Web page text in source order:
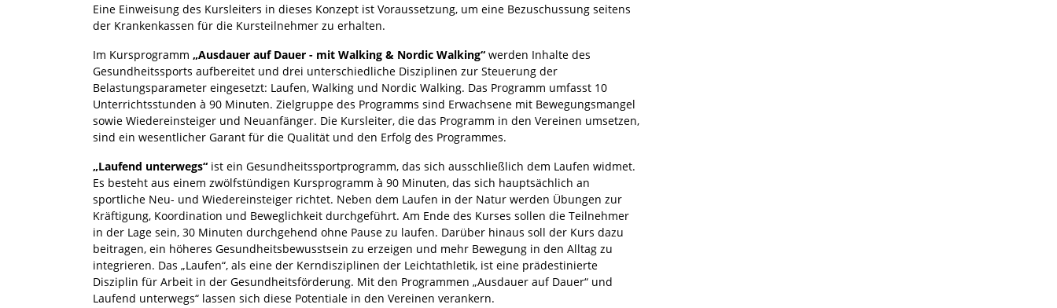
Eine Einweisung des Kursleiters in dieses Konzept ist Voraussetzung, um eine Bezuschussung seitens
der Krankenkassen für die Kursteilnehmer zu erhalten.
Im Kursprogramm „Ausdauer auf Dauer - mit Walking & Nordic Walking“ werden Inhalte des
Gesundheitssports aufbereitet und drei unterschiedliche Disziplinen zur Steuerung der
Belastungsparameter eingesetzt: Laufen, Walking und Nordic Walking. Das Programm umfasst 10
Unterrichtsstunden à 90 Minuten. Zielgruppe des Programms sind Erwachsene mit Bewegungsmangel
sowie Wiedereinsteiger und Neuanfänger. Die Kursleiter, die das Programm in den Vereinen umsetzen,
sind ein wesentlicher Garant für die Qualität und den Erfolg des Programmes.
„Laufend unterwegs“ ist ein Gesundheitssportprogramm, das sich ausschließlich dem Laufen widmet.
Es besteht aus einem zwölfstündigen Kursprogramm à 90 Minuten, das sich hauptsächlich an
sportliche Neu- und Wiedereinsteiger richtet. Neben dem Laufen in der Natur werden Übungen zur
Kräftigung, Koordination und Beweglichkeit durchgeführt. Am Ende des Kurses sollen die Teilnehmer
in der Lage sein, 30 Minuten durchgehend ohne Pause zu laufen. Darüber hinaus soll der Kurs dazu
beitragen, ein höheres Gesundheitsbewusstsein zu erzeigen und mehr Bewegung in den Alltag zu
integrieren. Das „Laufen“, als eine der Kerndisziplinen der Leichtathletik, ist eine prädestinierte
Disziplin für Arbeit in der Gesundheitsförderung. Mit den Programmen „Ausdauer auf Dauer“ und
Laufend unterwegs“ lassen sich diese Potentiale in den Vereinen verankern.